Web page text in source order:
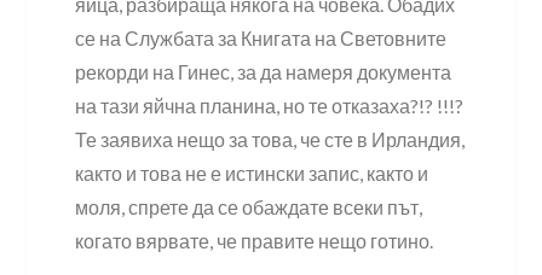
се на Службата за Книгата на Световните
рекорди на Гинес, за да намеря документа
на тази яйчна планина, но те отказаха?!? !!!?
Те заявиха нещо за това, че сте в Ирландия,
както и това не е истински запис, както и
моля, спрете да се обаждате всеки път,
когато вярвате, че правите нещо готино.